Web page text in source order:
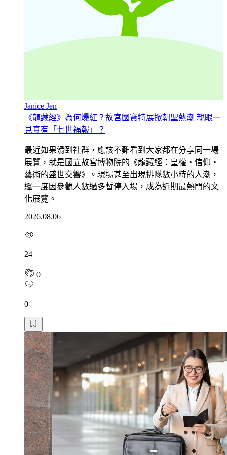
Janice Jen
《龍藏經》為何爆紅？故宮國寶特展掀朝聖熱潮 親眼一
見真有「七世福報」？
最近如果滑到社群，應該不難看到大家都在分享同一場
展覽，就是國立故宮博物院的《龍藏經：皇權・信仰・
藝術的盛世交響》。現場甚至出現排隊數小時的人潮，
還一度因參觀人數過多暫停入場，成為近期最熱門的文
化展覽。
2026.08.06
24
0
0